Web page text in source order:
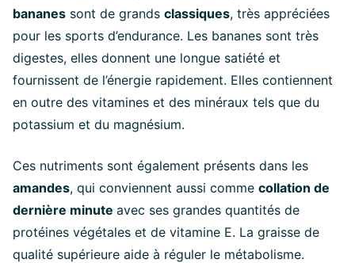
bananes sont de grands classiques, très appréciées
pour les sports d’endurance. Les bananes sont très
digestes, elles donnent une longue satiété et
fournissent de l’énergie rapidement. Elles contiennent
en outre des vitamines et des minéraux tels que du
potassium et du magnésium.
Ces nutriments sont également présents dans les
amandes, qui conviennent aussi comme collation de
dernière minute avec ses grandes quantités de
protéines végétales et de vitamine E. La graisse de
qualité supérieure aide à réguler le métabolisme.